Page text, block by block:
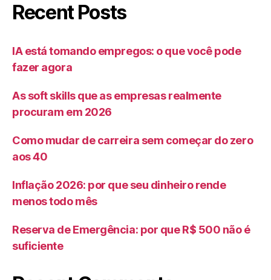
Recent Posts
IA está tomando empregos: o que você pode
fazer agora
As soft skills que as empresas realmente
procuram em 2026
Como mudar de carreira sem começar do zero
aos 40
Inflação 2026: por que seu dinheiro rende
menos todo mês
Reserva de Emergência: por que R$ 500 não é
suficiente